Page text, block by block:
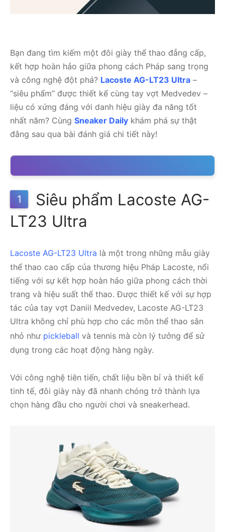
Bạn đang tìm kiếm một đôi giày thể thao đẳng cấp,
kết hợp hoàn hảo giữa phong cách Pháp sang trọng
và công nghệ đột phá? Lacoste AG-LT23 Ultra –
“siêu phẩm” được thiết kế cùng tay vợt Medvedev –
liệu có xứng đáng với danh hiệu giày đa năng tốt
nhất năm? Cùng Sneaker Daily khám phá sự thật
đằng sau qua bài đánh giá chi tiết này!
1
Siêu phẩm Lacoste AG-
LT23 Ultra
Lacoste AG-LT23 Ultra là một trong những mẫu giày
thể thao cao cấp của thương hiệu Pháp Lacoste, nổi
tiếng với sự kết hợp hoàn hảo giữa phong cách thời
trang và hiệu suất thể thao. Được thiết kế với sự hợp
tác của tay vợt Daniil Medvedev, Lacoste AG-LT23
Ultra không chỉ phù hợp cho các môn thể thao sân
nhỏ như pickleball và tennis mà còn lý tưởng để sử
dụng trong các hoạt động hàng ngày.
Với công nghệ tiên tiến, chất liệu bền bỉ và thiết kế
tinh tế, đôi giày này đã nhanh chóng trở thành lựa
chọn hàng đầu cho người chơi và sneakerhead.